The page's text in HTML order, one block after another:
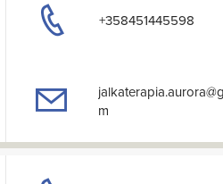
+358451445598
m